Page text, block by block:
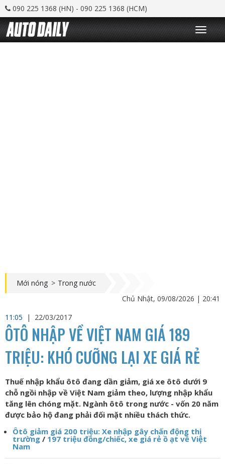
090 225 1368 (HN) - 090 225 1368 (HCM)
T
o
g
Mới nóng > Trong nước
Chủ Nhật, 09/08/2026 | 20:41
11:05
| 22/03/2017
ÔTÔ NHẬP VỀ VIỆT NAM GIÁ 189
TRIỆU: KHÓ CƯỠNG LẠI XE GIÁ RẺ
Thuế nhập khẩu ôtô đang dần giảm, giá xe ôtô dưới 9
chỗ ngồi nhập về Việt Nam giảm theo, lượng nhập khẩu
tăng lên chóng mặt. Ngành ôtô trong nước - vốn 20 năm
được bảo hộ đang phải đối mặt nhiều thách thức.
Ôtô giảm giá 200 triệu: Xe nhập gây chấn động thị
trường / 197 triệu đồng/chiếc, xe giá rẻ ồ ạt về Việt
Nam